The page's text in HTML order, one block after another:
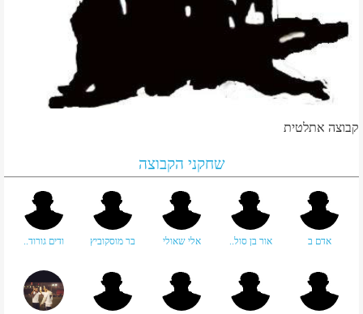
קבוצה אתלטית
שחקני הקבוצה
אדם ב אור בן סול.. אלי שאולי בר מוסקוביץ ודים גורוד..